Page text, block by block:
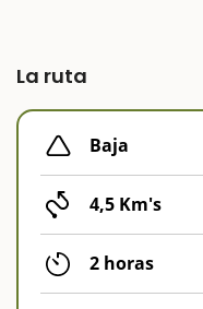
La ruta
Baja
4,5 Km's
2 horas